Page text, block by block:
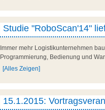
Studie "RoboScan'14"
Immer mehr Logistikunternehmen
Programmierung, Bedienung und
[Alles Zeigen]
15.1.2015: